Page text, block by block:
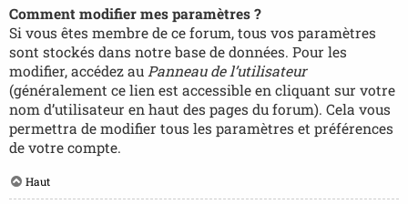
Comment modifier mes paramètres ?
Si vous êtes membre de ce forum, tous vos paramètres
sont stockés dans notre base de données. Pour les
modifier, accédez au Panneau de l’utilisateur
(généralement ce lien est accessible en cliquant sur votre
nom d’utilisateur en haut des pages du forum). Cela vous
permettra de modifier tous les paramètres et préférences
de votre compte.
Haut